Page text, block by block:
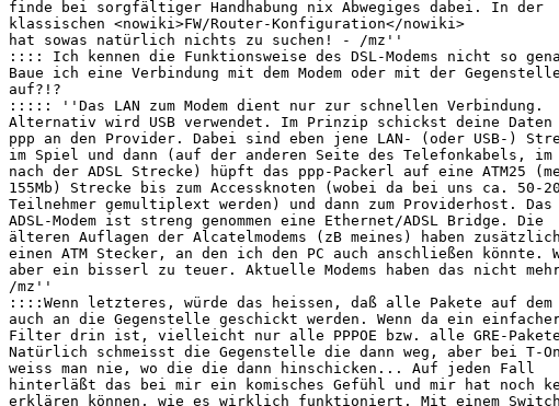
finde bei sorgfältiger Handhabung nix Abwegiges dabei. In der
klassischen <nowiki>FW/Router-Konfiguration</nowiki>
hat sowas natürlich nichts zu suchen! - /mz''
:::: Ich kennen die Funktionsweise des DSL-Modems nicht so
Baue ich eine Verbindung mit dem Modem oder mit der Gegenstelle
auf?!?
::::: ''Das LAN zum Modem dient nur zur schnellen Verbindung.
Alternativ wird USB verwendet. Im Prinzip schickst deine Daten
ppp an den Provider. Dabei sind eben jene LAN- (oder USB-)
im Spiel und dann (auf der anderen Seite des Telefonkabels, im
nach der ADSL Strecke) hüpft das ppp-Packerl auf eine ATM25
155Mb) Strecke bis zum Accessknoten (wobei da bei uns ca. 50-
Teilnehmer gemultiplext werden) und dann zum Providerhost. Das
ADSL-Modem ist streng genommen eine Ethernet/ADSL Bridge. Die
älteren Auflagen der Alcatelmodems (zB meines) haben zusätzlich
einen ATM Stecker, an den ich den PC auch anschließen könnte.
aber ein bisserl zu teuer. Aktuelle Modems haben das nicht
/mz''
::::Wenn letzteres, würde das heissen, daß alle Pakete auf dem
auch an die Gegenstelle geschickt werden. Wenn da ein
Filter drin ist, vielleicht nur alle PPPOE bzw. alle GRE-
Natürlich schmeisst die Gegenstelle die dann weg, aber bei T-
weiss man nie, wo die die dann hinschicken... Auf jeden Fall
hinterläßt das bei mir ein komisches Gefühl und mir hat noch
erklären können, wie es wirklich funktioniert. Mit einem Switch